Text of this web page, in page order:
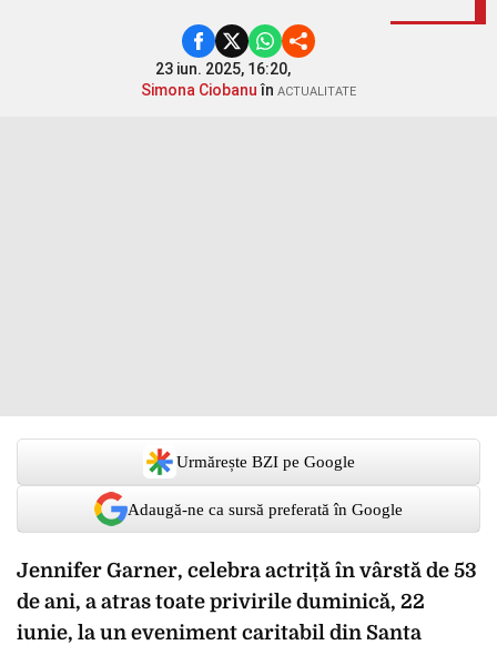
23 iun. 2025, 16:20,
Simona Ciobanuîn ACTUALITATE
Urmărește BZI pe Google
Adaugă-ne ca sursă preferată în Google
Jennifer Garner, celebra actriță în vârstă de 53
de ani, a atras toate privirile duminică, 22
iunie, la un eveniment caritabil din Santa